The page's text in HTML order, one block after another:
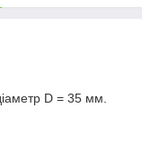
D = 35 мм.